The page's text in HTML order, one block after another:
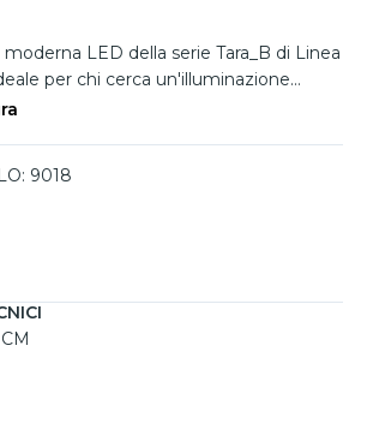
LED della serie Tara_B di Linea
per chi cerca un'illuminazione
Con una sorgente LED da 28W,
domestici e professionali. Il corpo in
solidità e un’estetica ricercata,
della luce. La montatura in ferro con
un dettaglio distintivo. Grazie al
affidabile e duratura.
9018